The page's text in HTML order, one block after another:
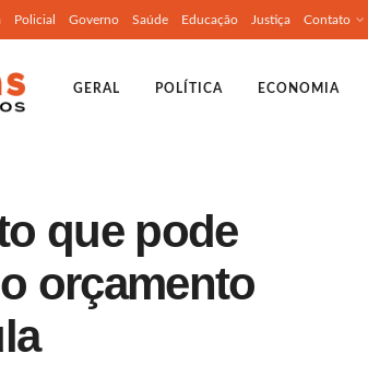
Policial Governo Saúde Educação Justiça Contato
GERAL POLÍTICA ECONOMIA
que pode
orçamento